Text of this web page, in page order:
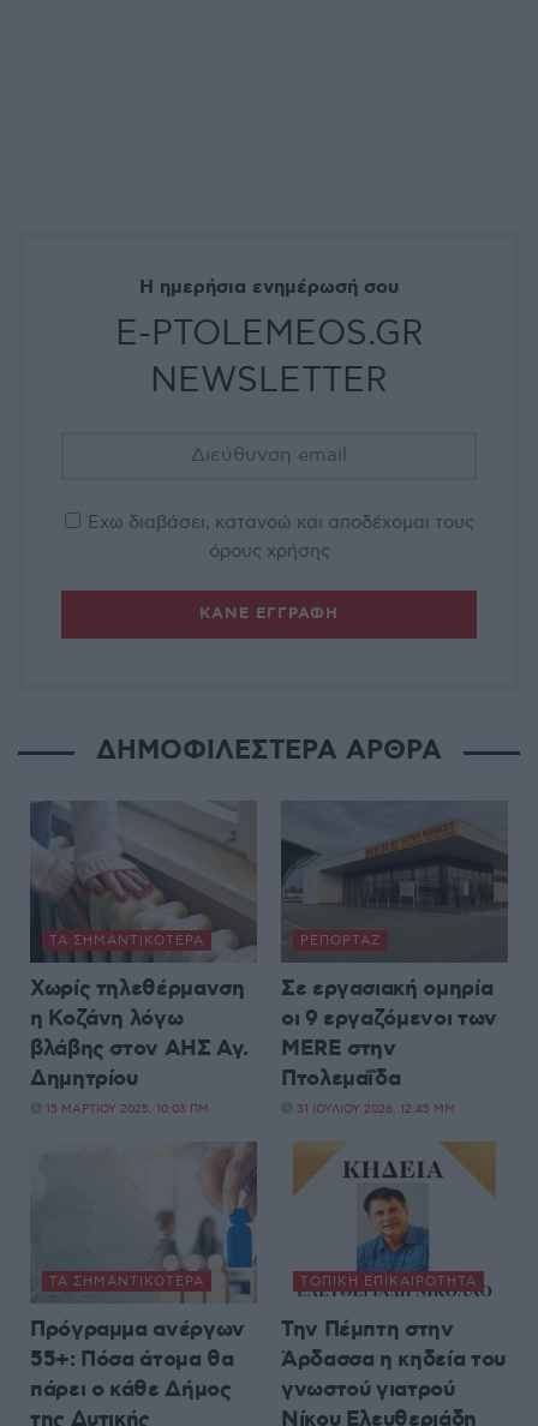
Η ημερήσια ενημέρωσή σου
E-PTOLEMEOS.GR
NEWSLETTER
Έχω διαβάσει, κατανοώ και αποδέχομαι τους
όρους χρήσης
ΔΗΜΟΦΙΛΕΣΤΕΡΑ ΑΡΘΡΑ
ΤΑ ΣΗΜΑΝΤΙΚΟΤΕΡΑ
Χωρίς τηλεθέρμανση
η Κοζάνη λόγω
βλάβης στον ΑΗΣ Αγ.
Δημητρίου
15 ΜΑΡΤΊΟΥ 2025, 10:03 ΠΜ
ΡΕΠΟΡΤΆΖ
Σε εργασιακή ομηρία
οι 9 εργαζόμενοι των
MERE στην
Πτολεμαΐδα
31 ΙΟΥΛΊΟΥ 2026, 12:45 ΜΜ
ΤΑ ΣΗΜΑΝΤΙΚΟΤΕΡΑ
Πρόγραμμα ανέργων
55+: Πόσα άτομα θα
πάρει ο κάθε Δήμος
της Δυτικής
ΤΟΠΙΚΉ ΕΠΙΚΑΙΡΌΤΗΤΑ
Την Πέμπτη στην
Άρδασσα η κηδεία του
γνωστού γιατρού
Νίκου Ελευθεριάδη